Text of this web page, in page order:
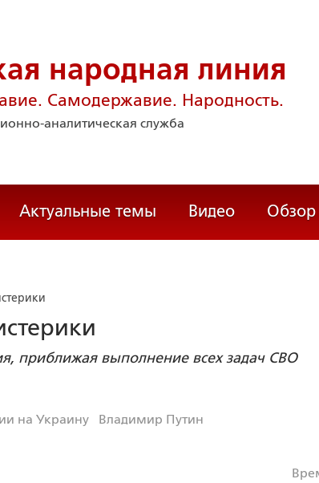
народная линия
Самодержавие. Народность.
аналитическая служба
Актуальные темы Видео
приближая выполнение всех задач СВО
на Украину
Владимир Путин